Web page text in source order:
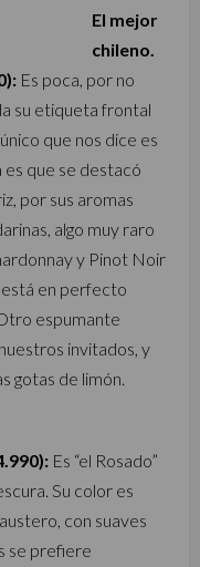
El mejor
chileno.
Es poca, por no
su etiqueta frontal
que nos dice es
es que se destacó
por sus aromas
algo muy raro
y Pinot Noir
está en perfecto
espumante
invitados, y
gotas de limón.
Es “el Rosado”
Su color es
con suaves
se prefiere